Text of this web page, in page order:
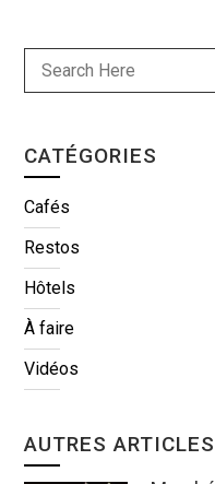
CATÉGORIES
Cafés
Restos
Hôtels
À faire
Vidéos
AUTRES ARTICLES